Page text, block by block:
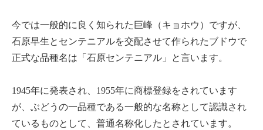
今では一般的に良く知られた巨峰（キョホウ）ですが、
石原早生とセンテニアルを交配させて作られたブドウで
正式な品種名は「石原センテニアル」と言います。
1945年に発表され、1955年に商標登録をされています
が、ぶどうの一品種である一般的な名称として認識され
ているものとして、普通名称化したとされています。